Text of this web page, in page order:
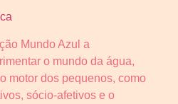
Mundo Azul a
o mundo da água,
motor dos pequenos, como
sócio-afetivos e o